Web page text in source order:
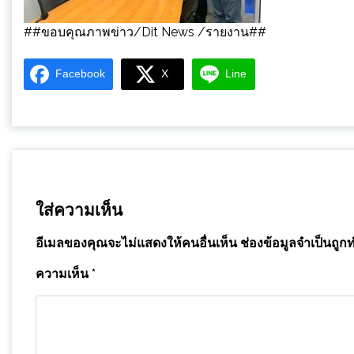
##ขอบคุณภาพข่าว/Dit News /รายงาน##
Facebook X Line
ใส่ความเห็น
อีเมลของคุณจะไม่แสดงให้คนอื่นเห็น ช่องข้อมูลจำเป็นถูก
ความเห็น*